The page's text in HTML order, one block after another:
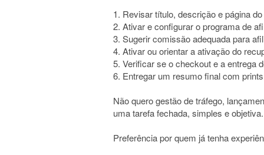
1. Revisar título, descrição e página
2. Ativar e configurar o programa de
3. Sugerir comissão adequada para
4. Ativar ou orientar a ativação do
5. Verificar se o checkout e a entrega
6. Entregar um resumo final com
Não quero gestão de tráfego,
uma tarefa fechada, simples e objetiva.
Preferência por quem já tenha